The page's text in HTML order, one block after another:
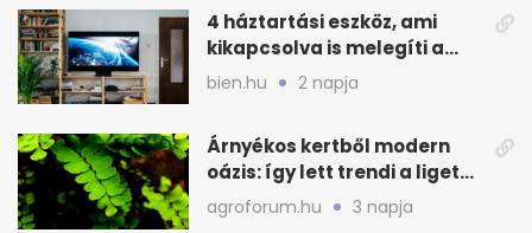
4 háztartási eszköz, ami
kikapcsolva is melegíti a
lakást
bien.hu 2 napja
Árnyékos kertből modern
oázis: így lett trendi a ligetes
zöld
agroforum.hu 3 napja